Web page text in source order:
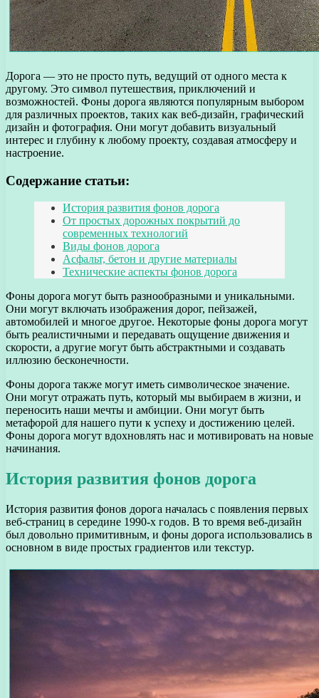
Дорога — это не просто путь, ведущий от одного места к
другому. Это символ путешествия, приключений и
возможностей. Фоны дорога являются популярным выбором
для различных проектов, таких как веб-дизайн, графический
дизайн и фотография. Они могут добавить визуальный
интерес и глубину к любому проекту, создавая атмосферу и
настроение.
Содержание статьи:
История развития фонов дорога
От простых дорожных покрытий до
современных технологий
Виды фонов дорога
Асфальт, бетон и другие материалы
Технические аспекты фонов дорога
Фоны дорога могут быть разнообразными и уникальными.
Они могут включать изображения дорог, пейзажей,
автомобилей и многое другое. Некоторые фоны дорога могут
быть реалистичными и передавать ощущение движения и
скорости, а другие могут быть абстрактными и создавать
иллюзию бесконечности.
Фоны дорога также могут иметь символическое значение.
Они могут отражать путь, который мы выбираем в жизни, и
переносить наши мечты и амбиции. Они могут быть
метафорой для нашего пути к успеху и достижению целей.
Фоны дорога могут вдохновлять нас и мотивировать на новые
начинания.
История развития фонов дорога
История развития фонов дорога началась с появления первых
веб-страниц в середине 1990-х годов. В то время веб-дизайн
был довольно примитивным, и фоны дорога использовались в
основном в виде простых градиентов или текстур.